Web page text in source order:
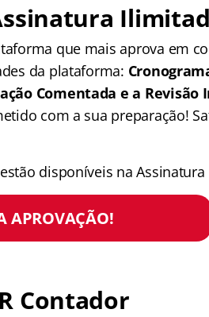
que mais aprova em
da plataforma:
Comentada e a
com a sua preparação!
disponíveis na
APROVAÇÃO!
Contador